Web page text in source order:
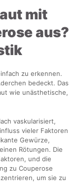
mit
aus?
zu erkennen.
bedeckt. Das
wie unästhetische,
vaskularisiert,
vieler Faktoren
Gewürze,
Rötungen. Die
und die
zu Couperose
um sie zu